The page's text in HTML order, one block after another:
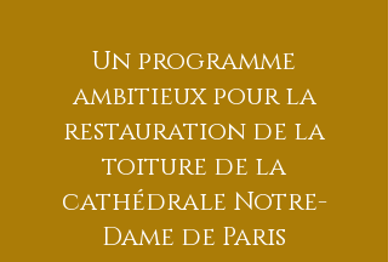
Un programme
ambitieux pour la
restauration de la
toiture de la
cathédrale Notre-
Dame de Paris